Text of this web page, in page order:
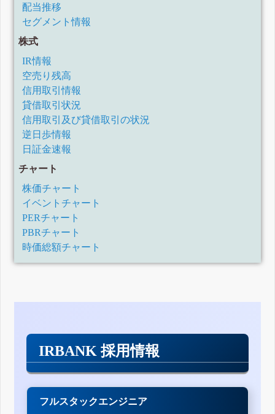
配当推移
セグメント情報
株式
IR情報
空売り残高
信用取引情報
貸借取引状況
信用取引及び貸借取引の状況
逆日歩情報
日証金速報
チャート
株価チャート
イベントチャート
PERチャート
PBRチャート
時価総額チャート
IRBANK 採用情報
フルスタックエンジニア